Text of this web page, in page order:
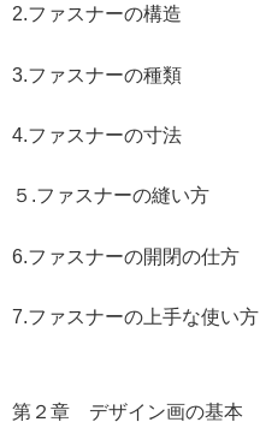
2.ファスナーの構造
3.ファスナーの種類
4.ファスナーの寸法
５.ファスナーの縫い方
6.ファスナーの開閉の仕方
7.ファスナーの上手な使い方
第２章 デザイン画の基本